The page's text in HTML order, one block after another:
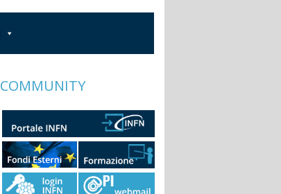
COMMUNITY